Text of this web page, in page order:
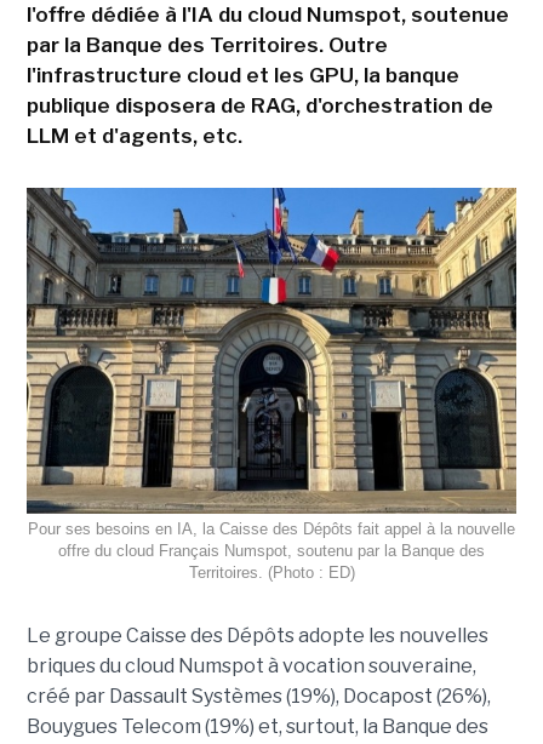
l'offre dédiée à l'IA du cloud Numspot, soutenue
par la Banque des Territoires. Outre
l'infrastructure cloud et les GPU, la banque
publique disposera de RAG, d'orchestration de
LLM et d'agents, etc.
Pour ses besoins en IA, la Caisse des Dépôts fait appel à la nouvelle
offre du cloud Français Numspot, soutenu par la Banque des
Territoires. (Photo : ED)
Le groupe Caisse des Dépôts adopte les nouvelles
briques du cloud Numspot à vocation souveraine,
créé par Dassault Systèmes (19%), Docapost (26%),
Bouygues Telecom (19%) et, surtout, la Banque des